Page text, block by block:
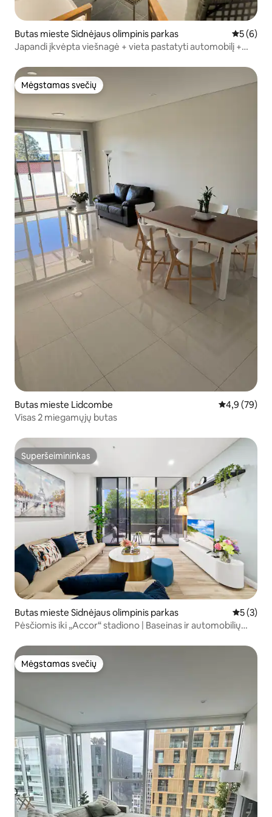
Butas mieste Sidnėjaus olimpinis parkas Vidutinis
5 (6)
Japandi įkvėpta viešnagė + vieta pastatyti automobilį +
Mėgstamas svečių
Mėgstamas svečių
Butas mieste Lidcombe Vidutinis
4,9 (79)
Visas 2 miegamųjų butas
Superšeimininkas
Superšeimininkas
Butas mieste Sidnėjaus olimpinis parkas Vidutinis
5 (3)
Pėsčiomis iki „Accor“ stadiono | Baseinas ir automobilių
Mėgstamas svečių
Mėgstamas svečių